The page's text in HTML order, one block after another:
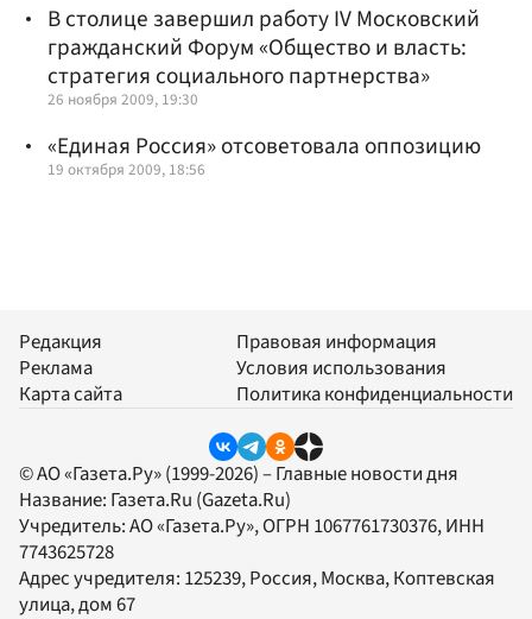
В столице завершил работу IV Московский
гражданский Форум «Общество и власть:
стратегия социального партнерства»
26 ноября 2009, 19:30
«Единая Россия» отсоветовала оппозицию
19 октября 2009, 18:56
Редакция
Реклама
Карта сайта
Правовая информация
Условия использования
Политика конфиденциальности
© АО «Газета.Ру» (1999-2026) – Главные новости дня
Название: Газета.Ru (Gazeta.Ru)
Учредитель:АО «Газета.Ру», ОГРН 1067761730376, ИНН
7743625728
Адрес учредителя: 125239, Россия, Москва, Коптевская
улица, дом 67